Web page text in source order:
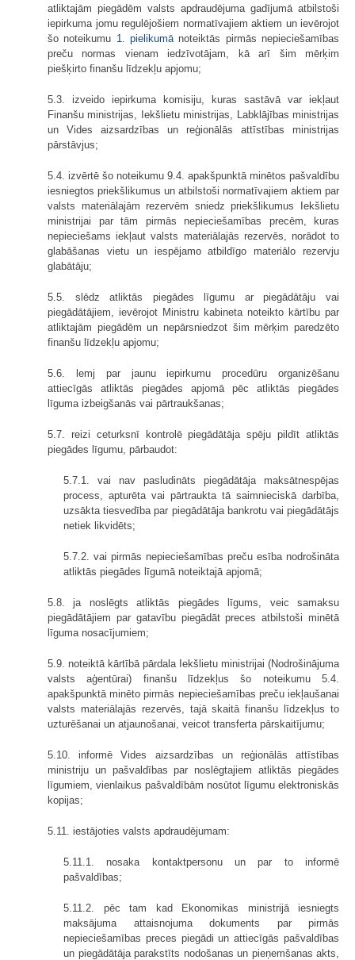
atliktajām piegādēm valsts apdraudējuma gadījumā atbilstoši
iepirkuma jomu regulējošiem normatīvajiem aktiem un ievērojot
šo noteikumu 1. pielikumā noteiktās pirmās nepieciešamības
preču normas vienam iedzīvotājam, kā arī šim mērķim
piešķirto finanšu līdzekļu apjomu;
5.3. izveido iepirkuma komisiju, kuras sastāvā var iekļaut
Finanšu ministrijas, Iekšlietu ministrijas, Labklājības ministrijas
un Vides aizsardzības un reģionālās attīstības ministrijas
pārstāvjus;
5.4. izvērtē šo noteikumu 9.4. apakšpunktā minētos pašvaldību
iesniegtos priekšlikumus un atbilstoši normatīvajiem aktiem par
valsts materiālajām rezervēm sniedz priekšlikumus Iekšlietu
ministrijai par tām pirmās nepieciešamības precēm, kuras
nepieciešams iekļaut valsts materiālajās rezervēs, norādot to
glabāšanas vietu un iespējamo atbildīgo materiālo rezervju
glabātāju;
5.5. slēdz atliktās piegādes līgumu ar piegādātāju vai
piegādātājiem, ievērojot Ministru kabineta noteikto kārtību par
atliktajām piegādēm un nepārsniedzot šim mērķim paredzēto
finanšu līdzekļu apjomu;
5.6. lemj par jaunu iepirkumu procedūru organizēšanu
attiecīgās atliktās piegādes apjomā pēc atliktās piegādes
līguma izbeigšanās vai pārtraukšanas;
5.7. reizi ceturksnī kontrolē piegādātāja spēju pildīt atliktās
piegādes līgumu, pārbaudot:
5.7.1. vai nav pasludināts piegādātāja maksātnespējas
process, apturēta vai pārtraukta tā saimnieciskā darbība,
uzsākta tiesvedība par piegādātāja bankrotu vai piegādātājs
netiek likvidēts;
5.7.2. vai pirmās nepieciešamības preču esība nodrošināta
atliktās piegādes līgumā noteiktajā apjomā;
5.8. ja noslēgts atliktās piegādes līgums, veic samaksu
piegādātājiem par gatavību piegādāt preces atbilstoši minētā
līguma nosacījumiem;
5.9. noteiktā kārtībā pārdala Iekšlietu ministrijai (Nodrošinājuma
valsts aģentūrai) finanšu līdzekļus šo noteikumu 5.4.
apakšpunktā minēto pirmās nepieciešamības preču iekļaušanai
valsts materiālajās rezervēs, tajā skaitā finanšu līdzekļus to
uzturēšanai un atjaunošanai, veicot transferta pārskaitījumu;
5.10. informē Vides aizsardzības un reģionālās attīstības
ministriju un pašvaldības par noslēgtajiem atliktās piegādes
līgumiem, vienlaikus pašvaldībām nosūtot līgumu elektroniskās
kopijas;
5.11. iestājoties valsts apdraudējumam:
5.11.1. nosaka kontaktpersonu un par to informē
pašvaldības;
5.11.2. pēc tam kad Ekonomikas ministrijā iesniegts
maksājuma attaisnojuma dokuments par pirmās
nepieciešamības preces piegādi un attiecīgās pašvaldības
un piegādātāja parakstīts nodošanas un pieņemšanas akts,